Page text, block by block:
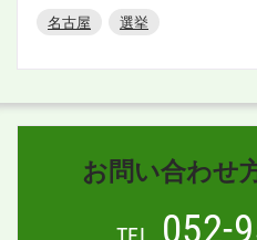
名古屋
選挙
お問い合わせ
052-